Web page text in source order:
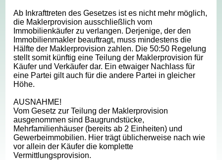
Ab Inkrafttreten des Gesetzes ist es nicht mehr möglich,
die Maklerprovision ausschließlich vom
Immobilienkäufer zu verlangen. Derjenige, der den
Immobilienmakler beauftragt, muss mindestens die
Hälfte der Maklerprovision zahlen. Die 50:50 Regelung
stellt somit künftig eine Teilung der Maklerprovision für
Käufer und Verkäufer dar. Ein etwaiger Nachlass für
eine Partei gilt auch für die andere Partei in gleicher
Höhe.
AUSNAHME!
Vom Gesetz zur Teilung der Maklerprovision
ausgenommen sind Baugrundstücke,
Mehrfamilienhäuser (bereits ab 2 Einheiten) und
Gewerbeimmobilien. Hier trägt üblicherweise nach wie
vor allein der Käufer die komplette
Vermittlungsprovision.